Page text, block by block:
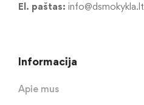
El. paštas: info@dsmokykla.lt
Informacija
Apie mus